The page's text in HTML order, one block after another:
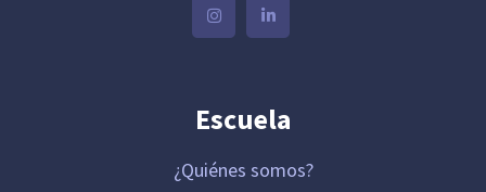
Escuela
¿Quiénes somos?